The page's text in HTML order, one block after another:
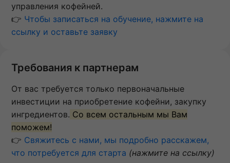
управления кофейней.
👉 Чтобы записаться на обучение, нажмите на
ссылку и оставьте заявку
Требования к партнерам
От вас требуется только первоначальные
инвестиции на приобретение кофейни, закупку
ингредиентов. Со всем остальным мы Вам
поможем!
👉 Свяжитесь с нами, мы подробно расскажем,
что потребуется для старта (нажмите на ссылку)